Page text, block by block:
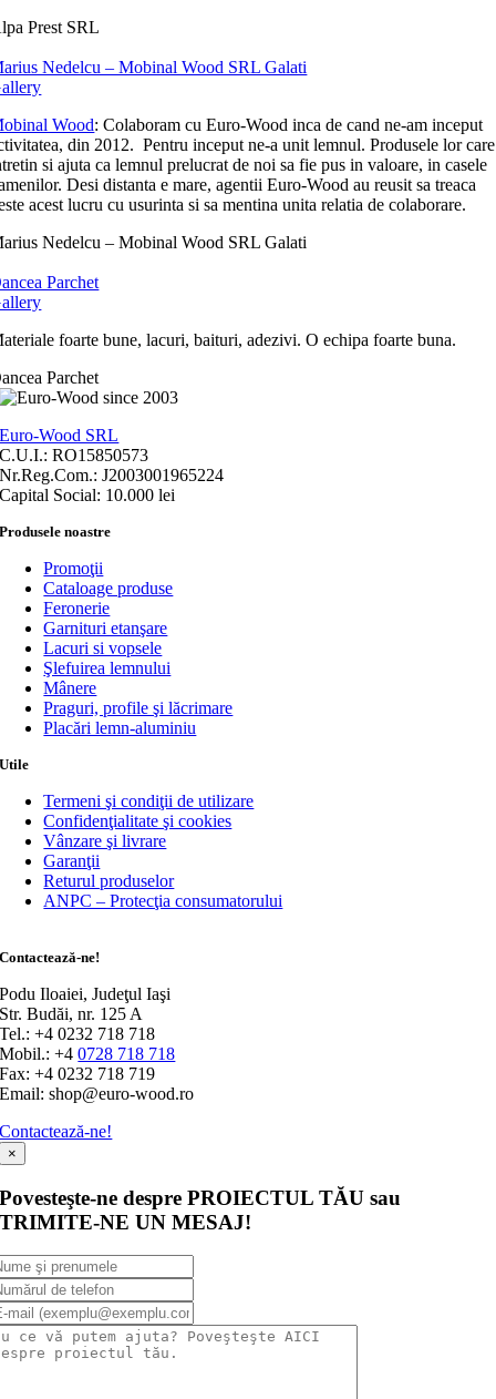
Prest SRL
Nedelcu – Mobinal Wood SRL Galati
Wood: Colaboram cu Euro-Wood inca de cand ne-am inceput
din 2012. Pentru inceput ne-a unit lemnul. Produsele lor care
si ajuta ca lemnul prelucrat de noi sa fie pus in valoare, in casele
Desi distanta e mare, agentii Euro-Wood au reusit sa treaca
acest lucru cu usurinta si sa mentina unita relatia de colaborare.
Nedelcu – Mobinal Wood SRL Galati
Parchet
foarte bune, lacuri, baituri, adezivi. O echipa foarte buna.
Parchet
Euro-Wood SRL
C.U.I.: RO15850573
Nr.Reg.Com.: J2003001965224
Capital Social: 10.000 lei
Produsele noastre
Promoţii
Cataloage produse
Feronerie
Garnituri etanşare
Lacuri si vopsele
Şlefuirea lemnului
Mânere
Praguri, profile şi lăcrimare
Placări lemn-aluminiu
Utile
Termeni şi condiţii de utilizare
Confidenţialitate şi cookies
Vânzare şi livrare
Garanţii
Returul produselor
ANPC – Protecţia consumatorului
Contactează-ne!
Podu Iloaiei, Judeţul Iaşi
Str. Budăi, nr. 125 A
Tel.: +4 0232 718 718
Mobil.: +40728 718 718
Fax: +4 0232 718 719
Email: shop@euro-wood.ro
Contactează-ne!
×
Povesteşte-ne despre PROIECTUL TĂU sau
TRIMITE-NE UN MESAJ!